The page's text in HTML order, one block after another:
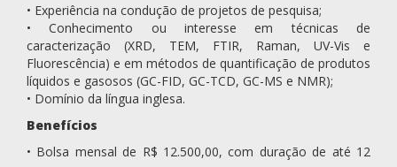
• Experiência na condução de projetos de pesquisa;
• Conhecimento ou interesse em técnicas de
caracterização (XRD, TEM, FTIR, Raman, UV-Vis e
Fluorescência) e em métodos de quantificação de produtos
líquidos e gasosos (GC-FID, GC-TCD, GC-MS e NMR);
• Domínio da língua inglesa.
Benefícios
• Bolsa mensal de R$ 12.500,00, com duração de até 12